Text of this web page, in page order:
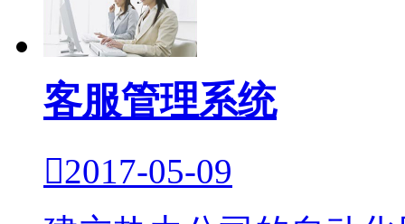
客服管理系统
2017-05-09